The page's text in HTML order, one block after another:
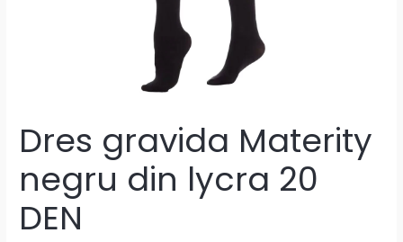
Dres gravida Materity
negru din lycra 20
DEN